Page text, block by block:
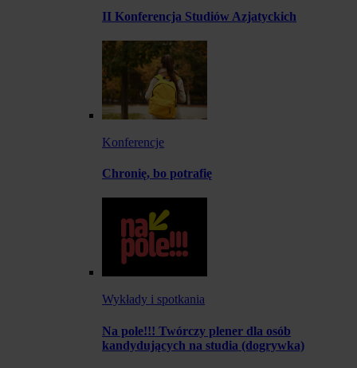
II Konferencja Studiów Azjatyckich
Konferencje
Chronię, bo potrafię
Wykłady i spotkania
Na pole!!! Twórczy plener dla osób
kandydujących na studia (dogrywka)